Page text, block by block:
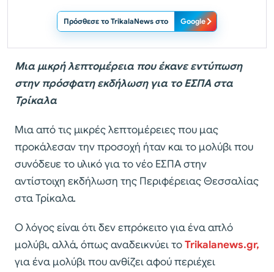
Πρόσθεσε το TrikalaNews στο Google
Μια μικρή λεπτομέρεια που έκανε εντύπωση
στην πρόσφατη εκδήλωση για το ΕΣΠΑ στα
Τρίκαλα
Μια από τις μικρές λεπτομέρειες που μας
προκάλεσαν την προσοχή ήταν και το μολύβι που
συνόδευε το υλικό για το νέο ΕΣΠΑ στην
αντίστοιχη εκδήλωση της Περιφέρειας Θεσσαλίας
στα Τρίκαλα.
Ο λόγος είναι ότι δεν επρόκειτο για ένα απλό
μολύβι, αλλά, όπως αναδεικνύει τοTrikalanews.gr,
για ένα μολύβι που ανθίζει αφού περιέχει